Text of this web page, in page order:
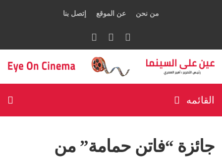
من نحن عن الموقع إتصل بنا
القائمه
جائزة “فاتن حمامة” من